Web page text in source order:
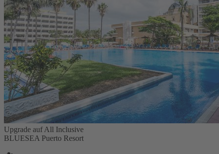
Upgrade auf All Inclusive
BLUESEA Puerto Resort